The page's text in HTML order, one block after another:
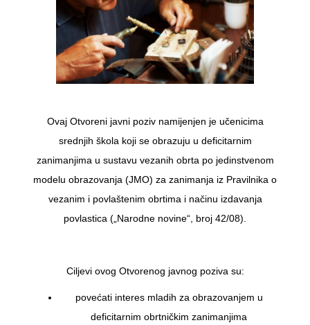
Ovaj Otvoreni javni poziv namijenjen je učenicima
srednjih škola koji se obrazuju u deficitarnim
zanimanjima u sustavu vezanih obrta po jedinstvenom
modelu obrazovanja (JMO) za zanimanja iz Pravilnika o
vezanim i povlaštenim obrtima i načinu izdavanja
povlastica („Narodne novine“, broj 42/08).
Ciljevi ovog Otvorenog javnog poziva su:
povećati interes mladih za obrazovanjem u
deficitarnim obrtničkim zanimanjima